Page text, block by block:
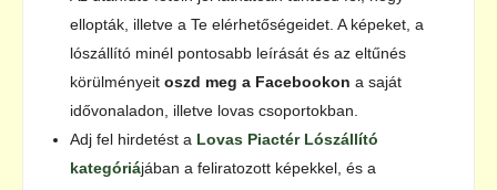
ellopták, illetve a Te elérhetőségeidet. A képeket, a
lószállító minél pontosabb leírását és az eltűnés
körülményeit oszd meg a Facebookon a saját
idővonaladon, illetve lovas csoportokban.
Adj fel hirdetést a Lovas Piactér Lószállító
kategóriájában a feliratozott képekkel, és a